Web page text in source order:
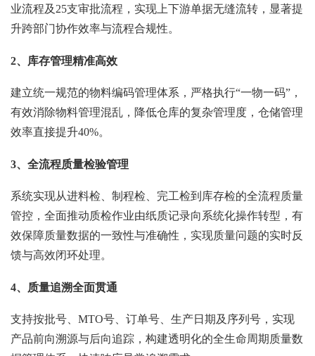
业流程及25支审批流程，实现上下游单据无缝流转，显著提
升跨部门协作效率与流程合规性。
2、库存管理精准高效
建立统一规范的物料编码管理体系，严格执行“一物一码”，
有效消除物料管理混乱，降低仓库的复杂管理度，仓储管理
效率直接提升40%。
3、全流程质量检验管理
系统实现从进料检、制程检、完工检到库存检的全流程质量
管控，全面推动质检作业由纸质记录向系统化操作转型，有
效保障质量数据的一致性与准确性，实现质量问题的实时反
馈与高效闭环处理。
4、质量追溯全面贯通
支持按批号、MTO号、订单号、生产日期及序列号，实现
产品前向溯源与后向追踪，构建透明化的全生命周期质量数